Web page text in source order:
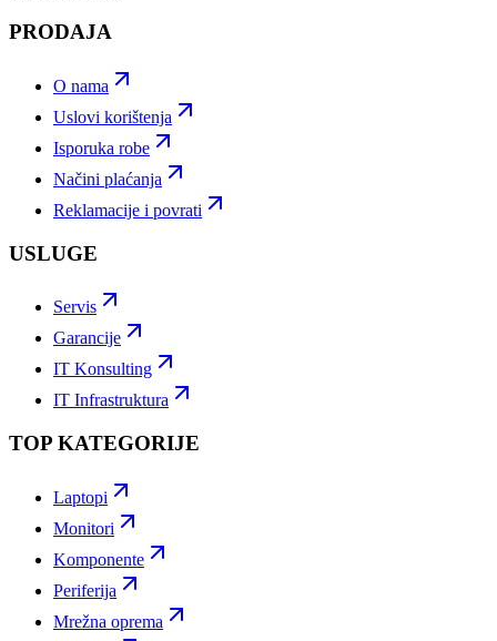
PRODAJA
O nama
Uslovi korištenja
Isporuka robe
Načini plaćanja
Reklamacije i povrati
USLUGE
Servis
Garancije
IT Konsulting
IT Infrastruktura
TOP KATEGORIJE
Laptopi
Monitori
Komponente
Periferija
Mrežna oprema